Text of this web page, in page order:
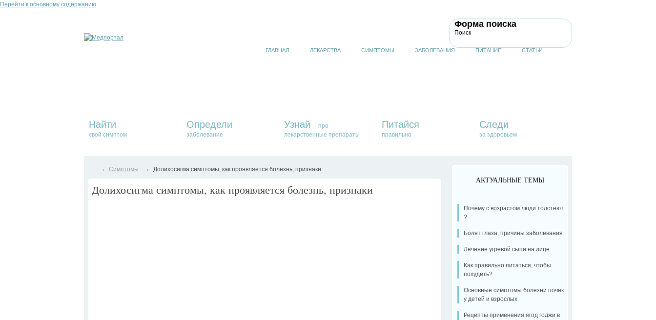
Перейти к основному содержанию
Форма поиска
Поиск
ГЛАВНАЯ ЛЕКАРСТВА СИМПТОМЫ ЗАБОЛЕВАНИЯ ПИТАНИЕ СТАТЬИ
Найти
свой симптом
Определи
заболевание
Узнай
про
лекарственные препараты
Питайся
правильно
Следи
за здоровьем
→ Симптомы → Долихосигма симптомы, как проявляется болезнь, признаки
Долихосигма симптомы, как проявляется болезнь, признаки
АКТУАЛЬНЫЕ ТЕМЫ
Почему с возрастом люди толстеют
?
Болят глаза, причины заболевания
Лечение угревой сыпи на лице
Как правильно питаться, чтобы
похудеть?
Основные симптомы болезни почек
у детей и взрослых
Рецепты применения ягод годжи в